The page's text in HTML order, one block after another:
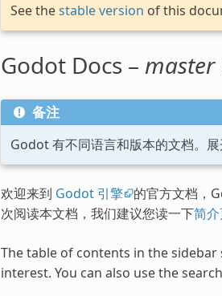
See thestable version of this
Godot Docs – master
备注
Godot 有不同语言和版本的文档。展
欢迎来到 Godot 引擎 的官方文档，
次阅读本文档，我们建议您读一下简
The table of contents in the
interest. You can also use the